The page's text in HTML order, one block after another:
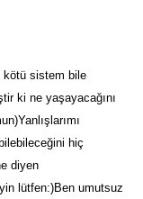
kötü sistem bile
ki ne yaşayacağını
hiç
diyen
lütfen:)Ben umutsuz